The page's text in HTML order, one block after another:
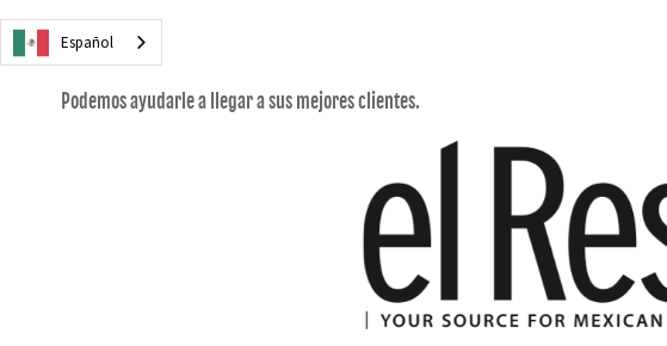
Español
Podemos ayudarle a llegar a sus mejores clientes.